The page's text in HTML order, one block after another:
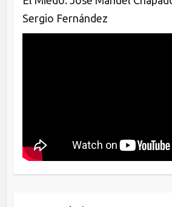
Sergio Fernández